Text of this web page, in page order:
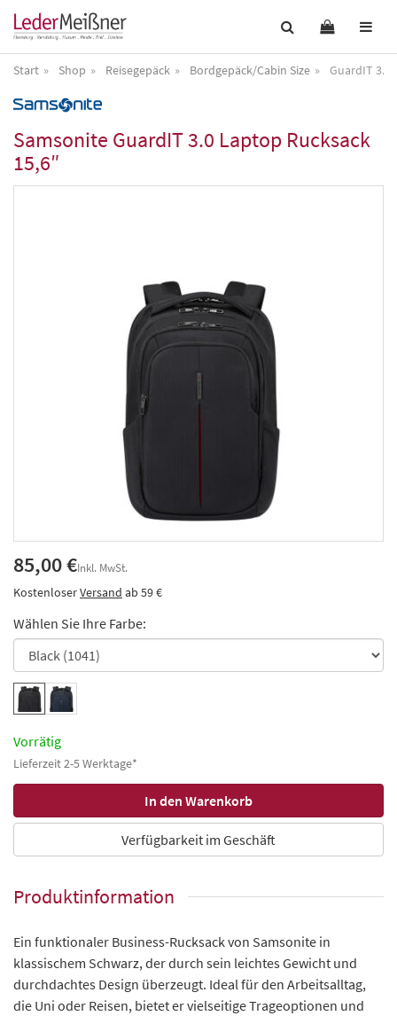
Start Shop Reisegepäck Bordgepäck/Cabin Size GuardIT 3.0
Samsonite GuardIT 3.0 Laptop Rucksack
15,6″
85,00 €Inkl. MwSt.
KostenloserVersand ab 59 €
Wählen Sie Ihre Farbe:
Vorrätig
Lieferzeit 2-5 Werktage*
Verfügbarkeit im Geschäft
Produktinformation
Ein funktionaler Business-Rucksack von Samsonite in
klassischem Schwarz, der durch sein leichtes Gewicht und
durchdachtes Design überzeugt. Ideal für den Arbeitsalltag,
die Uni oder Reisen, bietet er vielseitige Trageoptionen und